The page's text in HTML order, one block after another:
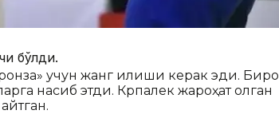
бўлди.
учун жанг қилиши керак эди. Бироқ
насиб этди. Крпалек жароҳат олган